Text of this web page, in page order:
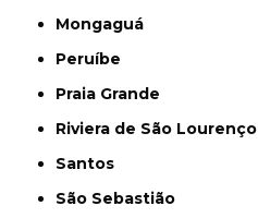
Mongaguá
Peruíbe
Praia Grande
Riviera de São Lourenço
Santos
São Sebastião